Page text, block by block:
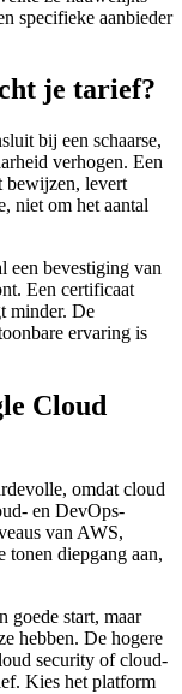
specifieke aanbieder
je tarief?
bij een schaarse,
verhogen. Een
bewijzen, levert
niet om het aantal
een bevestiging van
Een certificaat
minder. De
ervaring is
Cloud
omdat cloud
en DevOps-
van AWS,
diepgang aan,
goede start, maar
hebben. De hogere
security of cloud-
Kies het platform